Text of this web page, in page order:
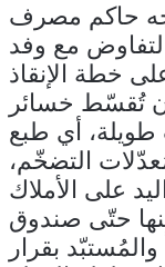
حاكم مصرف
مع وفد
خطة الإنقاذ
تُقسّط خسائر
طويلة، أي طبع
التضخّم،
على الأملاك
حتّى صندوق
بقرار